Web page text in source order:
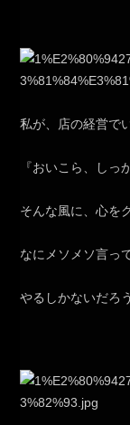
私が、店の経営で
『おいこら、しっ
そんな風に、心を
なにメソメソ言っ
やるしかないだろ